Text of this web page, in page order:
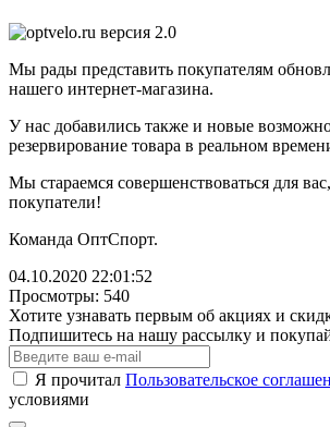
Мы рады представить покупателям
нашего интернет-магазина.
У нас добавились также и новые
резервирование товара в реальном
Мы стараемся совершенствоваться для
покупатели!
Команда ОптСпорт.
04.10.2020 22:01:52
Просмотры: 540
Хотите узнавать первым об акциях и
Подпишитесь на нашу рассылку и
Я прочитал Пользовательское
условиями